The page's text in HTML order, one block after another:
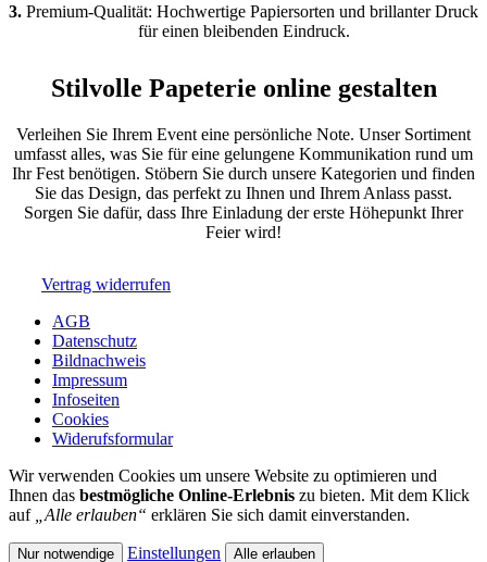
3. Premium-Qualität: Hochwertige Papiersorten und brillanter Druck
für einen bleibenden Eindruck.
Stilvolle Papeterie online gestalten
Verleihen Sie Ihrem Event eine persönliche Note. Unser Sortiment
umfasst alles, was Sie für eine gelungene Kommunikation rund um
Ihr Fest benötigen. Stöbern Sie durch unsere Kategorien und finden
Sie das Design, das perfekt zu Ihnen und Ihrem Anlass passt.
Sorgen Sie dafür, dass Ihre Einladung der erste Höhepunkt Ihrer
Feier wird!
Vertrag widerrufen
AGB
Datenschutz
Bildnachweis
Impressum
Infoseiten
Cookies
Widerufsformular
Wir verwenden Cookies um unsere Website zu optimieren und
Ihnen das bestmögliche Online-Erlebnis zu bieten. Mit dem Klick
auf
„Alle erlauben“ erklären Sie sich damit einverstanden.
Nur notwendige Einstellungen Alle erlauben